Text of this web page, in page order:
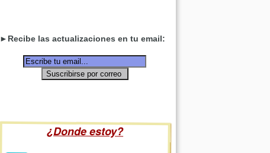
►Recibe las actualizaciones en tu email:
¿Donde estoy?